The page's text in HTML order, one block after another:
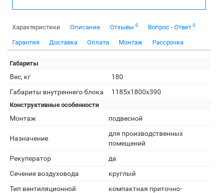
Характеристики Описание Отзывы 0 Вопрос - Ответ 0
Гарантия Доставка Оплата Монтаж Рассрочка
Габариты
Вес, кг
180
Габариты внутреннего блока
1185x1800x390
Конструктивные особенности
Монтаж подвесной
Назначение
для производственных
помещений
Рекуператор
да
Сечение воздуховода
круглый
Тип вентиляционной
компактная приточно-